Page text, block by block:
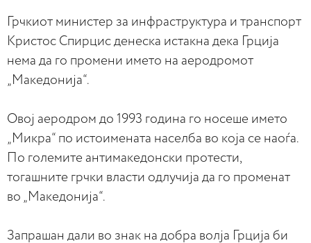
Грчкиот министер за инфраструктура и транспорт
Кристос Спирцис денеска истакна дека Грција
нема да го промени името на аеродромот
„Македонија“.
Овој аеродром до 1993 година го носеше името
„Микра“ по истоимената населба во која се наоѓа.
По големите антимакедонски протести,
тогашните грчки власти одлучија да го променат
во „Македонија“.
Запрашан дали во знак на добра волја Грција би